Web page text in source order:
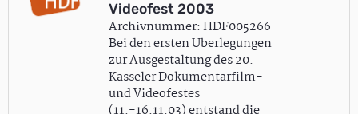
Videofest 2003
Archivnummer: HDF005266
Bei den ersten Überlegungen
zur Ausgestaltung des 20.
Kasseler Dokumentarfilm-
und Videofestes